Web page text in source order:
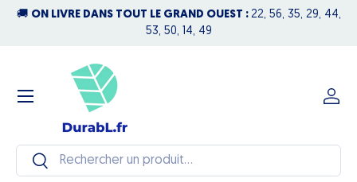
🚚 ON LIVRE DANS TOUT LE GRAND OUEST : 22, 56, 35, 29, 44,
53, 50, 14, 49
Recherche
Rechercher
Se
Menu